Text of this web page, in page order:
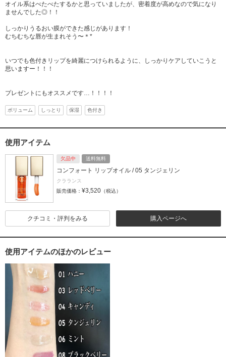
オイル系はべたべたするかと思っていましたが、密着度が高めなので気になり
ませんでした◎！！
しっかりうるおい膜ができた感じがあります！
むちむちな唇が生まれそう〜＊*
いつでも色付きリップを綺麗につけられるように、しっかりケアしていこうと
思いますー！！！
プレゼントにもオススメです…！！！！
ボリューム しっとり 保湿 色付き
使用アイテム
欠品中 送料無料
コンフォート リップオイル / 05 タンジェリン
クラランス
販売価格： ¥3,520 （税込）
購入ページへ
クチコミ・評判をみる
使用アイテムのほかのレビュー